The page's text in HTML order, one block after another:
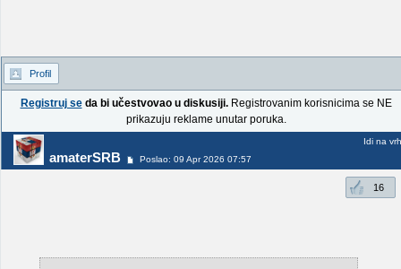
Profil
Registruj seda bi učestvovao u diskusiji.Registrovanim korisnicima se NE
prikazuju reklame unutar poruka.
amaterSRB Poslao: 09 Apr 2026 07:57
Idi na vrh
16